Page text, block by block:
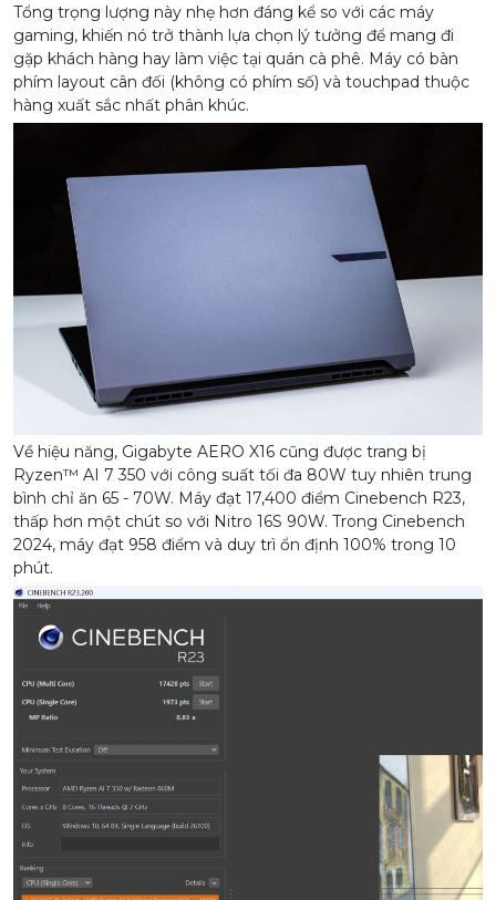
Tổng trọng lượng này nhẹ hơn đáng kể so với các máy
gaming, khiến nó trở thành lựa chọn lý tưởng để mang đi
gặp khách hàng hay làm việc tại quán cà phê. Máy có bàn
phím layout cân đối (không có phím số) và touchpad thuộc
hàng xuất sắc nhất phân khúc.
Về hiệu năng, Gigabyte AERO X16 cũng được trang bị
Ryzen™ AI 7 350 với công suất tối đa 80W tuy nhiên trung
bình chỉ ăn 65 - 70W. Máy đạt 17,400 điểm Cinebench R23,
thấp hơn một chút so với Nitro 16S 90W. Trong Cinebench
2024, máy đạt 958 điểm và duy trì ổn định 100% trong 10
phút.